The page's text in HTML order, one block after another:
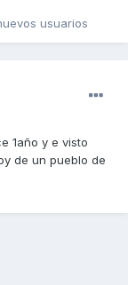
usuarios
1año y e visto
de un pueblo de